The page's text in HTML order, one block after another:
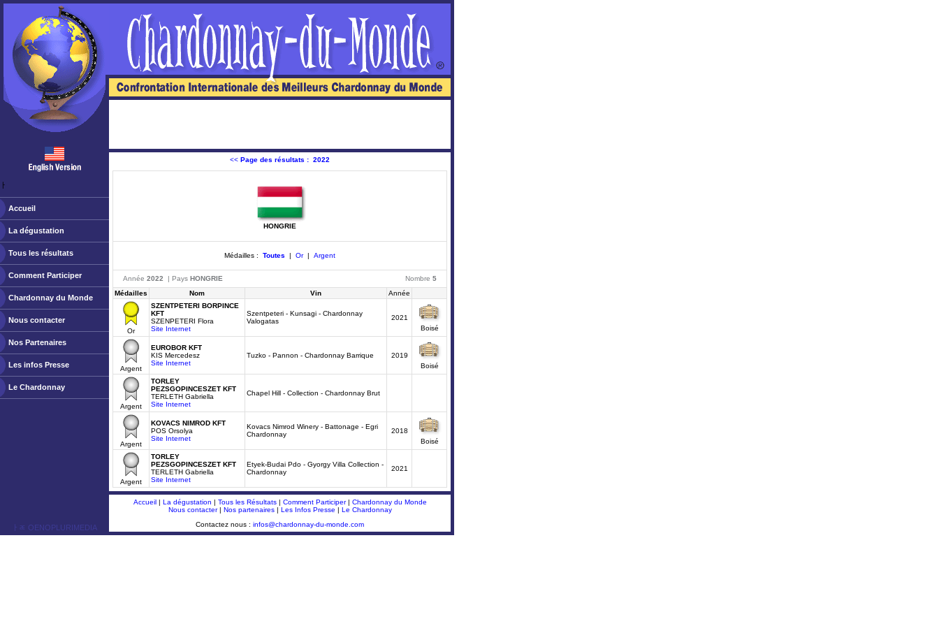
ￂﾠ
Accueil
La dégustation
Tous les résultats
Comment Participer
Chardonnay du Monde
Nous contacter
Nos Partenaires
Les infos Presse
Le Chardonnay
<< Page des résultats : 2022
HONGRIE
Médailles : Toutes | Or| Argent
Année 2022 | Pays HONGRIE Nombre 5
Médailles
Nom Vin Année
Or
SZENTPETERI BORPINCE
KFT
SZENPETERI Flora
Site Internet
Szentpeteri - Kunsagi - Chardonnay
Valogatas
2021
Boisé
Argent
EUROBOR KFT
KIS Mercedesz
Site Internet
Tuzko - Pannon - Chardonnay Barrique
2019
Boisé
Argent
TORLEY
PEZSGOPINCESZET KFT
TERLETH Gabriella
Site Internet
Chapel Hill - Collection - Chardonnay Brut
Argent
KOVACS NIMROD KFT
POS Orsolya
Site Internet
Kovacs Nimrod Winery - Battonage - Egri
Chardonnay
2018
Boisé
Argent
TORLEY
PEZSGOPINCESZET KFT
TERLETH Gabriella
Site Internet
Etyek-Budai Pdo - Gyorgy Villa Collection -
Chardonnay
2021
ￂﾮ OENOPLURIMEDIA
Accueil| La dégustation | Tous les Résultats| Comment Participer| Chardonnay du Monde
Nous contacter| Nos partenaires| Les Infos Presse | Le Chardonnay
Contactez nous : infos@chardonnay-du-monde.com